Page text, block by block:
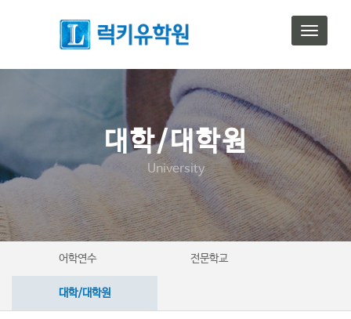
T
o
g
l
n
a
v
i
g
a
t
대학/대학원
University
어학연수 전문학교
대학/대학원